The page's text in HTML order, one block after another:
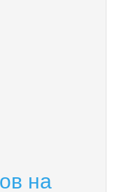
на